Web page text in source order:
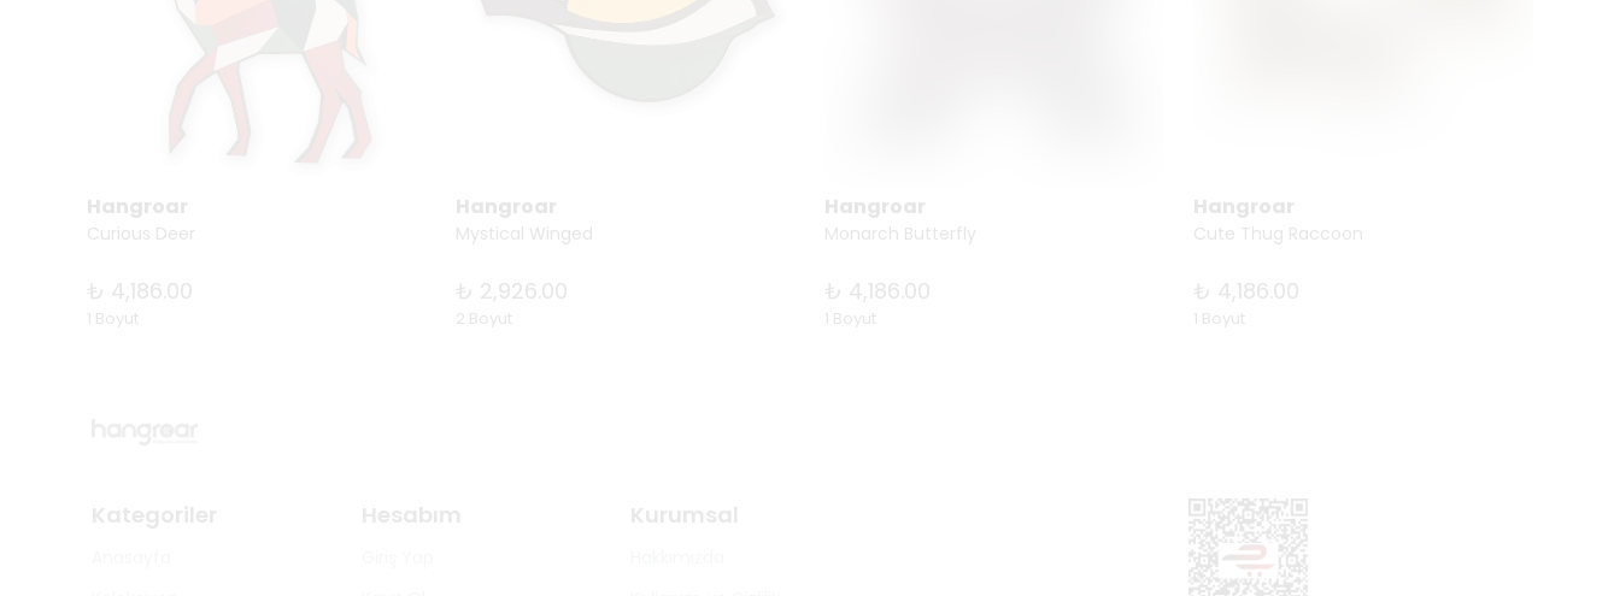
Hangroar
Curious Deer
₺ 4,186.00
1 Boyut
Hangroar
Mystical Winged
₺ 2,926.00
2 Boyut
Hangroar
Monarch Butterfly
₺ 4,186.00
1 Boyut
Hangroar
Cute Thug Raccoon
₺ 4,186.00
1 Boyut